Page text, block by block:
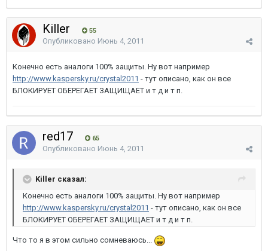
Killer 55
Опубликовано Июнь 4, 2011
Конечно есть аналоги 100% защиты. Ну вот например
http://www.kaspersky.ru/crystal2011 - тут описано, как он все
БЛОКИРУЕТ ОБЕРЕГАЕТ ЗАЩИЩАЕТ и т д и т п.
red17 65
Опубликовано Июнь 4, 2011
Killer сказал:
Конечно есть аналоги 100% защиты. Ну вот например
http://www.kaspersky.ru/crystal2011 - тут описано, как он все
БЛОКИРУЕТ ОБЕРЕГАЕТ ЗАЩИЩАЕТ и т д и т п.
Что то я в этом сильно сомневаюсь...